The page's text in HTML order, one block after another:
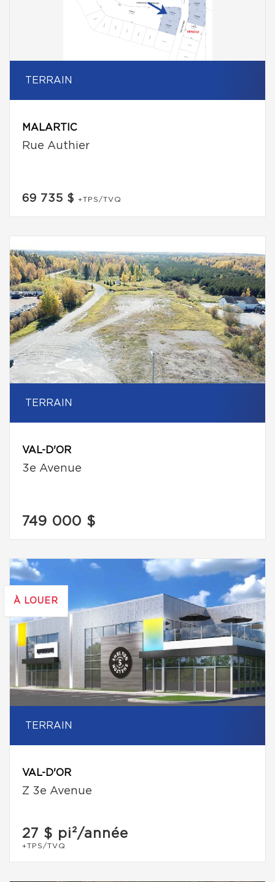
TERRAIN
MALARTIC
Rue Authier
69 735 $ +TPS/TVQ
TERRAIN
VAL-D'OR
3e Avenue
749 000 $
À LOUER
TERRAIN
VAL-D'OR
Z 3e Avenue
27 $ pi²/année
+TPS/TVQ